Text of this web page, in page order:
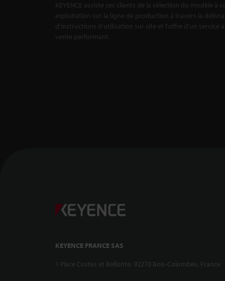
KEYENCE assiste ses clients de la sélection du modèle à
exploitation sur la ligne de production à travers la
d'instructions d'utilisation sur site et l'offre d'un service
vente performant.
KEYENCE FRANCE SAS
1 Place Costes et Bellonte, 92270 Bois-Colombes, France